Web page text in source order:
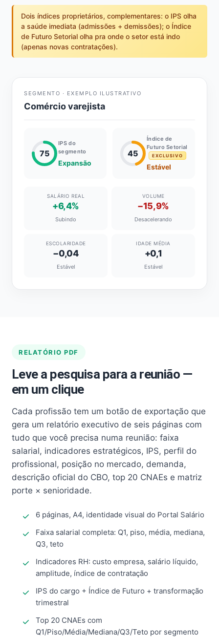
Dois índices proprietários, complementares: o IPS olha
a saúde imediata (admissões + demissões); o Índice
de Futuro Setorial olha pra onde o setor está indo
(apenas novas contratações).
SEGMENTO · EXEMPLO ILUSTRATIVO
Comércio varejista
75
IPS do
segmento
Expansão
45
Índice de
Futuro Setorial
EXCLUSIVO
Estável
SALÁRIO REAL
+6,4%
Subindo
VOLUME
−15,9%
Desacelerando
ESCOLARIDADE
−0,04
Estável
IDADE MÉDIA
+0,1
Estável
RELATÓRIO PDF
Leve a pesquisa para a reunião —
em um clique
Cada profissão tem um botão de exportação que
gera um relatório executivo de seis páginas com
tudo que você precisa numa reunião: faixa
salarial, indicadores estratégicos, IPS, perfil do
profissional, posição no mercado, demanda,
descrição oficial do CBO, top 20 CNAEs e matriz
porte × senioridade.
6 páginas, A4, identidade visual do Portal Salário
Faixa salarial completa: Q1, piso, média, mediana,
Q3, teto
Indicadores RH: custo empresa, salário líquido,
amplitude, índice de contratação
IPS do cargo + Índice de Futuro + transformação
trimestral
Top 20 CNAEs com
Q1/Piso/Média/Mediana/Q3/Teto por segmento